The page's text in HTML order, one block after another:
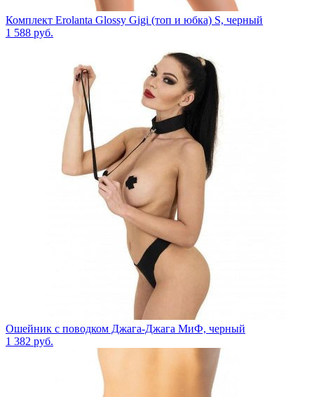
Комплект Erolanta Glossy Gigi (топ и юбка) S, черный
1 588 руб.
Ошейник с поводком Джага-Джага МиФ, черный
1 382 руб.